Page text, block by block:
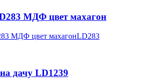
МДФ цвет махагон
LD283
дачу LD1239